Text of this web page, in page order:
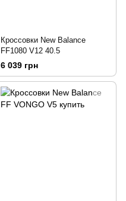
Кроссовки New Balance
FF1080 V12 40.5
6 039 грн